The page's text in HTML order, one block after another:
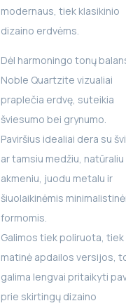
modernaus, tiek klasikinio
dizaino erdvėms.
Dėl harmoningo tonų
Noble Quartzite vizualiai
praplečia erdvę, suteikia
šviesumo bei grynumo.
Paviršius idealiai dera su
ar tamsiu medžiu, natūraliu
akmeniu, juodu metalu ir
šiuolaikinėmis
formomis.
Galimos tiek poliruota, tiek
matinė apdailos versijos,
galima lengvai pritaikyti
prie skirtingų dizaino